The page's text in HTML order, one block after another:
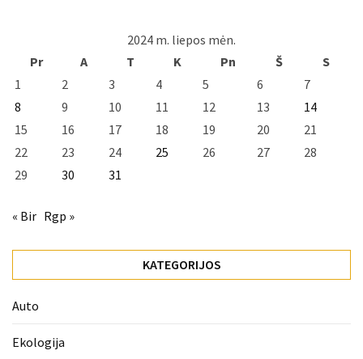
2024 m. liepos mėn.
Pr
A T K Pn Š
S
1
2 3 4 5 6
7
8
9 10 11 12 13
14
15
16 17 18 19 20
21
22
23 24 25 26 27
28
29
30 31
« Bir Rgp »
KATEGORIJOS
Auto
Ekologija